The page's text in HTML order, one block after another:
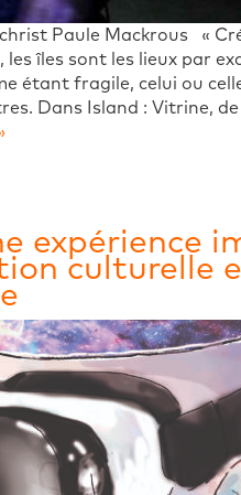
Paule Mackrous «
îles sont les lieux par
étant fragile, celui ou
Dans Island : Vitrine,
expérience
culturelle